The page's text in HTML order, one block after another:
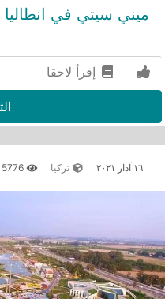
ميني سيتي في انطاليا
إقرأ لاحقا
١٦ آذار ٢٠٢١ تركيا